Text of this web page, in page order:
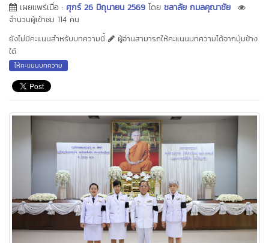
เผยแพร่เมื่อ : ศุกร์ 26 มิถุนายน 2569 โดย ชลาลัย กมลคุณาชัย
จำนวนผู้เข้าชม 114 คน
ยังไม่มีคะแนนสำหรับบทความนี้
ผู้อ่านสามารถให้คะแนนบทความได้จากปุ่มข้าง
ใต้
ให้คะแนนบทความ